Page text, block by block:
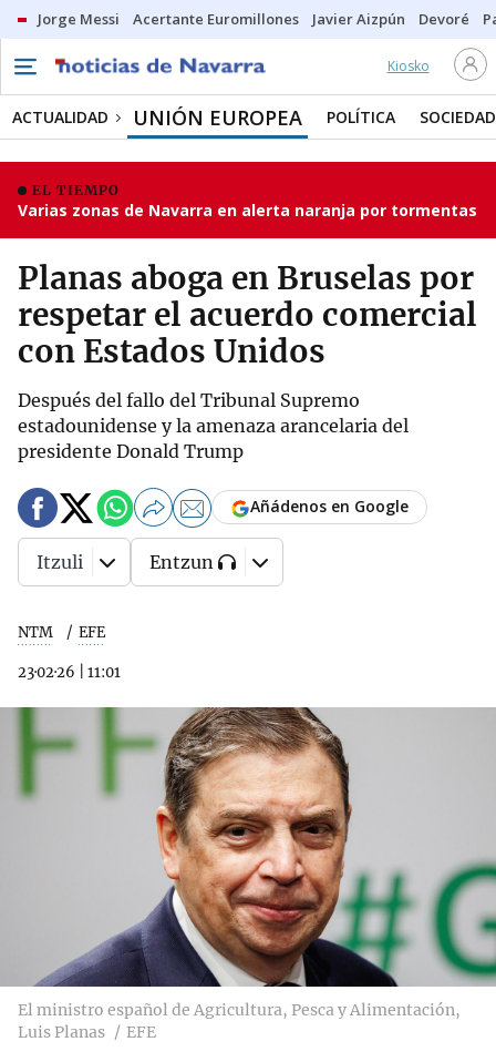
Jorge Messi Acertante Euromillones Javier Aizpún Devoré
Kiosko
ACTUALIDAD UNIÓN EUROPEA POLÍTICA SOCIEDAD
EL TIEMPO
Varias zonas de Navarra en alerta naranja por tormentas
Planas aboga en Bruselas por
respetar el acuerdo comercial
con Estados Unidos
Después del fallo del Tribunal Supremo
estadounidense y la amenaza arancelaria del
presidente Donald Trump
NTM EFE
23·02·26 11:01
Añádenos en Google
Itzuli Entzun
El ministro español de Agricultura, Pesca y Alimentación,
Luis Planas
EFE